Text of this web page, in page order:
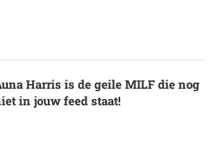
Harris is de geile MILF die nog
in jouw feed staat!